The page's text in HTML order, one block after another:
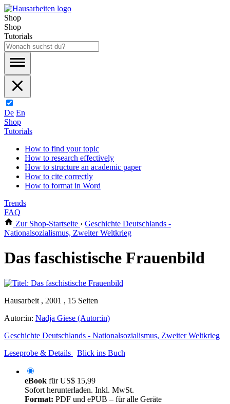
Shop
Shop
Tutorials
De En
Shop
Tutorials
How to find your topic
How to research effectively
How to structure an academic paper
How to cite correctly
How to format in Word
Trends
FAQ
Zur Shop-Startseite › Geschichte Deutschlands -
Nationalsozialismus, Zweiter Weltkrieg
Das faschistische Frauenbild
Hausarbeit , 2001 , 15 Seiten
Autor:in: Nadja Giese (Autor:in)
Geschichte Deutschlands - Nationalsozialismus, Zweiter Weltkrieg
Leseprobe & Details
Blick ins Buch
eBook fürUS$ 15,99
Sofort herunterladen. Inkl. MwSt.
Format: PDF und ePUB – für alle Geräte